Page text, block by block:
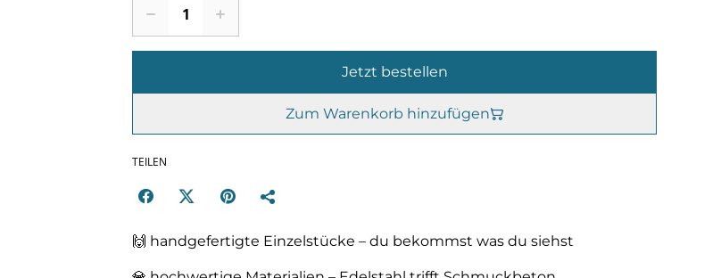
Jetzt bestellen
Zum Warenkorb hinzufügen
TEILEN
🙌 handgefertigte Einzelstücke – du bekommst was du siehst